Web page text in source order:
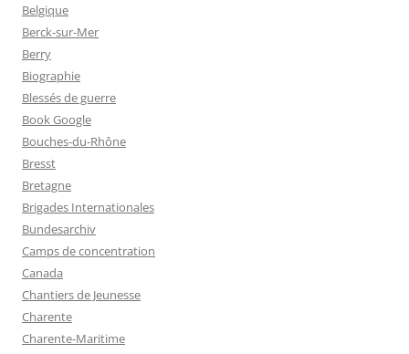
Belgique
Berck-sur-Mer
Berry
Biographie
Blessés de guerre
Book Google
Bouches-du-Rhône
Bresst
Bretagne
Brigades Internationales
Bundesarchiv
Camps de concentration
Canada
Chantiers de Jeunesse
Charente
Charente-Maritime